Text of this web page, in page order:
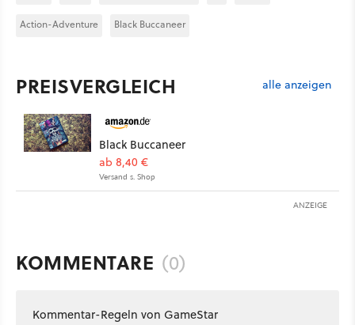
Action-Adventure Black Buccaneer
PREISVERGLEICH alle anzeigen
Black Buccaneer
ab 8,40 €
Versand s. Shop
ANZEIGE
KOMMENTARE (0)
Kommentar-Regeln von GameStar